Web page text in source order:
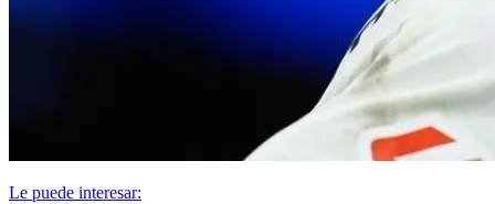
Le puede interesar: